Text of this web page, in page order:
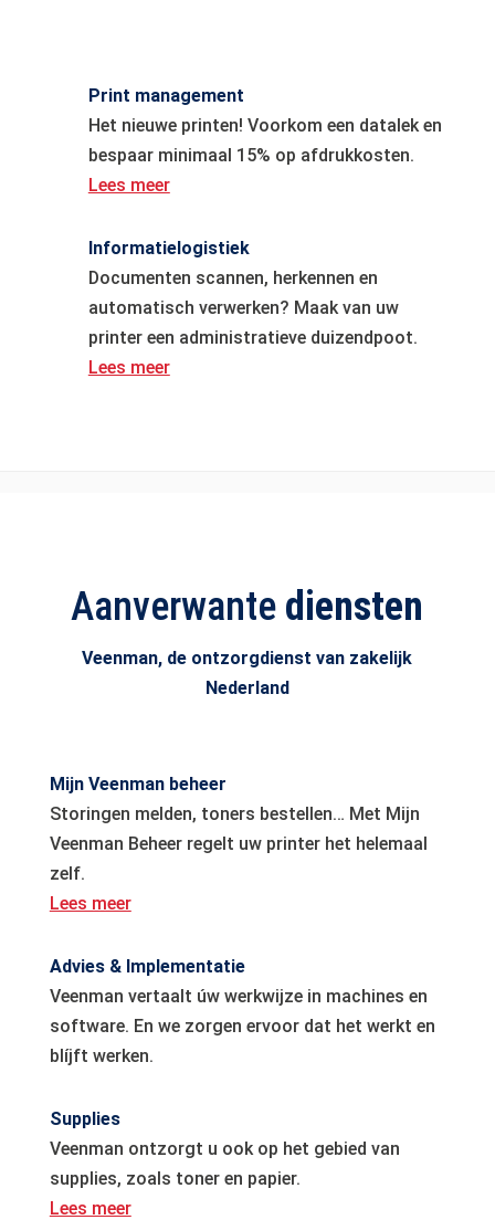
Print management
Het nieuwe printen! Voorkom een datalek en
bespaar minimaal 15% op afdrukkosten.
Lees meer
Informatielogistiek
Documenten scannen, herkennen en
automatisch verwerken? Maak van uw
printer een administratieve duizendpoot.
Lees meer
Aanverwante diensten
Veenman, de ontzorgdienst van zakelijk
Nederland
Mijn Veenman beheer
Storingen melden, toners bestellen… Met Mijn
Veenman Beheer regelt uw printer het helemaal
zelf.
Lees meer
Advies & Implementatie
Veenman vertaalt úw werkwijze in machines en
software. En we zorgen ervoor dat het werkt en
blíjft werken.
Supplies
Veenman ontzorgt u ook op het gebied van
supplies, zoals toner en papier.
Lees meer